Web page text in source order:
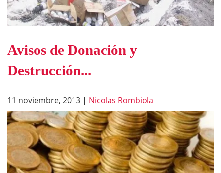
Avisos de Donación y
Destrucción...
11 noviembre, 2013 | Nicolas Rombiola